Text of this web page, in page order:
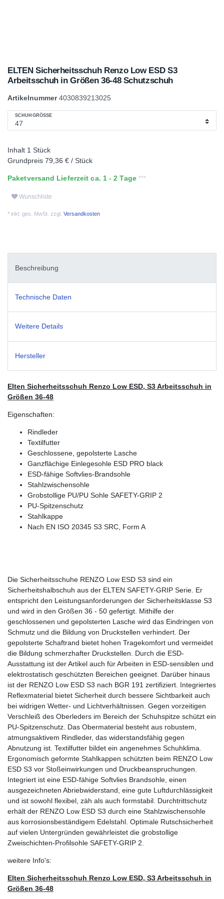
ELTEN Sicherheitsschuh Renzo Low ESD S3
Arbeitsschuh in Größen 36-48 Schutzschuh
Artikelnummer4030839213025
SCHUHGRÖSSE
Inhalt 1 Stück
Grundpreis 79,36 € / Stück
Paketversand Lieferzeit ca. 1 - 2 Tage
Wunschliste
* inkl. ges. MwSt. zzgl. Versandkosten
Beschreibung
Technische Daten
Weitere Details
Hersteller
Elten Sicherheitsschuh Renzo Low ESD, S3 Arbeitsschuh in
Größen 36-48
Eigenschaften:
Rindleder
Textilfutter
Geschlossene, gepolsterte Lasche
Ganzflächige Einlegesohle ESD PRO black
ESD-fähige Softvlies-Brandsohle
Stahlzwischensohle
Grobstollige PU/PU Sohle SAFETY-GRIP 2
PU-Spitzenschutz
Stahlkappe
Nach EN ISO 20345 S3 SRC, Form A
Die Sicherheitsschuhe RENZO Low ESD S3 sind ein
Sicherheitshalbschuh aus der ELTEN SAFETY-GRIP Serie. Er
entspricht den Leistungsanforderungen der Sicherheitsklasse S3
und wird in den Größen 36 - 50 gefertigt. Mithilfe der
geschlossenen und gepolsterten Lasche wird das Eindringen von
Schmutz und die Bildung von Druckstellen verhindert. Der
gepolsterte Schaftrand bietet hohen Tragekomfort und vermeidet
die Bildung schmerzhafter Druckstellen. Durch die ESD-
Ausstattung ist der Artikel auch für Arbeiten in ESD-sensiblen und
elektrostatisch geschützten Bereichen geeignet. Darüber hinaus
ist der RENZO Low ESD S3 nach BGR 191 zertifiziert. Integriertes
Reflexmaterial bietet Sicherheit durch bessere Sichtbarkeit auch
bei widrigen Wetter- und Lichtverhältnissen. Gegen vorzeitigen
Verschleiß des Oberleders im Bereich der Schuhspitze schützt ein
PU-Spitzenschutz. Das Obermaterial besteht aus robustem,
atmungsaktivem Rindleder, das widerstandsfähig gegen
Abnutzung ist. Textilfutter bildet ein angenehmes Schuhklima.
Ergonomisch geformte Stahlkappen schützten beim RENZO Low
ESD S3 vor Stoßeinwirkungen und Druckbeanspruchungen.
Integriert ist eine ESD-fähige Softvlies Brandsohle, einen
ausgezeichneten Abriebwiderstand, eine gute Luftdurchlässigkeit
und ist sowohl flexibel, zäh als auch formstabil. Durchtrittschutz
erhält der RENZO Low ESD S3 durch eine Stahlzwischensohle
aus korrosionsbeständigem Edelstahl. Optimale Rutschsicherheit
auf vielen Untergründen gewährleistet die grobstollige
Zweischichten-Profilsohle SAFETY-GRIP 2.
weitere Info's:
Elten Sicherheitsschuh Renzo Low ESD, S3 Arbeitsschuh in
Größen 36-48